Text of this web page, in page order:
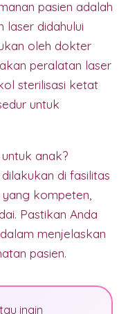
pasien adalah
laser didahului
oleh dokter
peralatan laser
sterilisasi ketat
untuk
anak?
di fasilitas
kompeten,
Pastikan Anda
menjelaskan
pasien.
ingin